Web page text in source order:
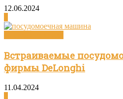
12.06.2024
Встраиваемые
фирмы DeLonghi
11.04.2024